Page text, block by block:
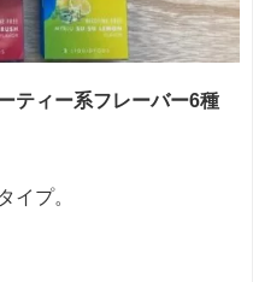
ーティー系フレーバー6種
イプ。